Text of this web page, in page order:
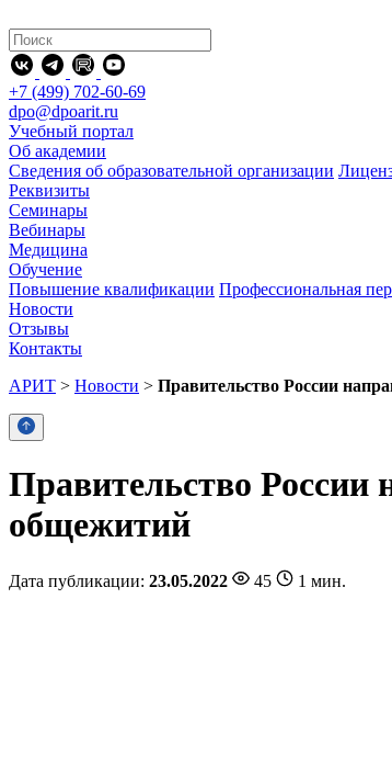
+7 (499) 702-60-69
dpo@dpoarit.ru
Учебный портал
Об академии
Сведения об образовательной организации
Реквизиты
Семинары
Вебинары
Медицина
Обучение
Повышение квалификации Профессиональная
Новости
Отзывы
Контакты
АРИТ > Новости > Правительство России
Правительство России
общежитий
Дата публикации: 23.05.2022 45 1 мин.